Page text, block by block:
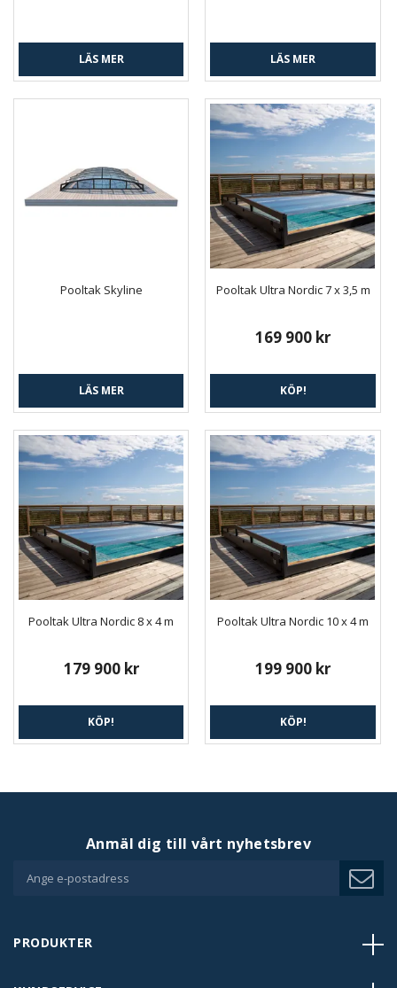
LÄS MER LÄS MER
Pooltak Skyline
LÄS MER
Pooltak Ultra Nordic 7 x 3,5 m
169 900 kr
KÖP!
Pooltak Ultra Nordic 8 x 4 m
179 900 kr
KÖP!
Pooltak Ultra Nordic 10 x 4 m
199 900 kr
KÖP!
PRODUKTER
Anmäl dig till vårt nyhetsbrev